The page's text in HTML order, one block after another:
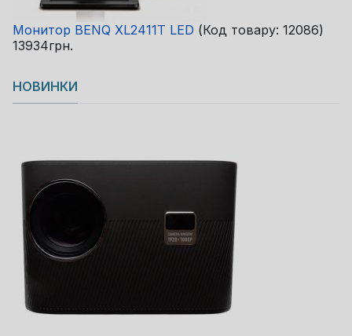
Монитор BENQ XL2411T LED (Код товару: 12086)
13934грн.
НОВИНКИ